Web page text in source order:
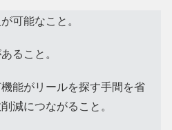
可能なこと。
ること。
能がリールを探す手間を省
減につながること。